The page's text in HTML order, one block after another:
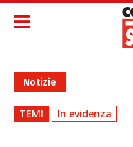
Notizie
TEMI In evidenza